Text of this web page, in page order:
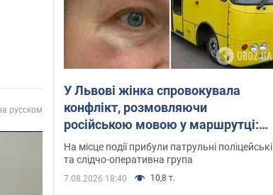
русском
У Львові жінка спровокувала
конфлікт, розмовляючи
російською мовою у маршрутці:
поліція склала адмінпротокол.
Відео
На місце події прибули патрульні поліцейські
та слідчо-оперативна група
7.08.2026 18:40 10,8 т.